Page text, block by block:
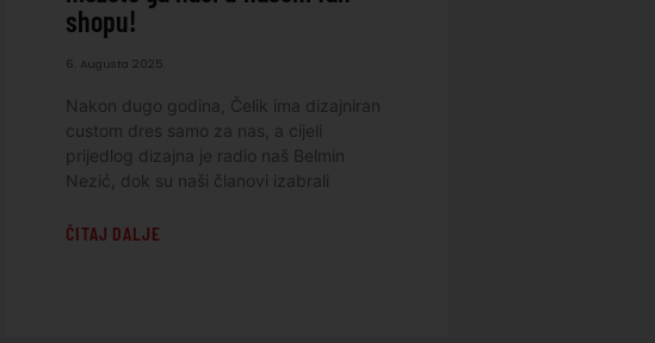
shopu!
6. Augusta 2025.
Nakon dugo godina, Čelik ima dizajniran
custom dres samo za nas, a cijeli
prijedlog dizajna je radio naš Belmin
Nezić, dok su naši članovi izabrali
ČITAJ DALJE